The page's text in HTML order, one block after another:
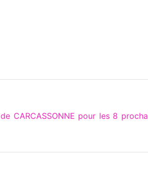
CARCASSONNE pour les 8